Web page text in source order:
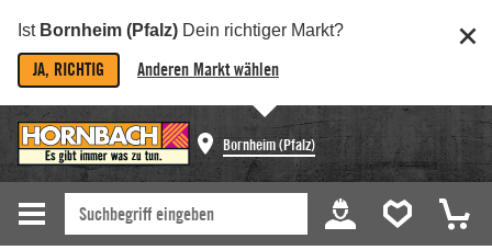
Ist Bornheim (Pfalz) Dein richtiger Markt?
JA, RICHTIG Anderen Markt wählen
Bornheim (Pfalz)